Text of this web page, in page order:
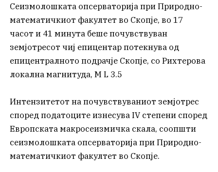
Сеизмолошката опсерваторија при Природно-
математичкиот факултет во Скопје, во 17
часот и 41 минута беше почувствуван
земјотресот чиј епицентар потекнува од
епицентралното подрачје Скопје, со Рихтерова
локална магнитуда, M L 3.5
Интензитетот на почувствуваниот земјотрес
според податоците изнесува IV степени според
Европската макросеизмичка скала, соопшти
сеизмолошката опсерваторија при Природно-
математичкиот факултет во Скопје.